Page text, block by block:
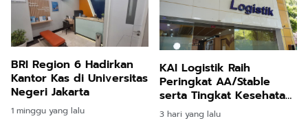
BRI Region 6 Hadirkan
Kantor Kas di Universitas
Negeri Jakarta
1 minggu yang lalu
KAI Logistik Raih
Peringkat AA/Stable
serta Tingkat Kesehatan
dan Predikat "Sehat",
3 hari yang lalu